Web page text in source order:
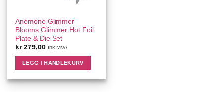
Anemone Glimmer
Blooms Glimmer Hot Foil
Plate & Die Set
kr279,00 Ink.MVA
LEGG I HANDLEKURV